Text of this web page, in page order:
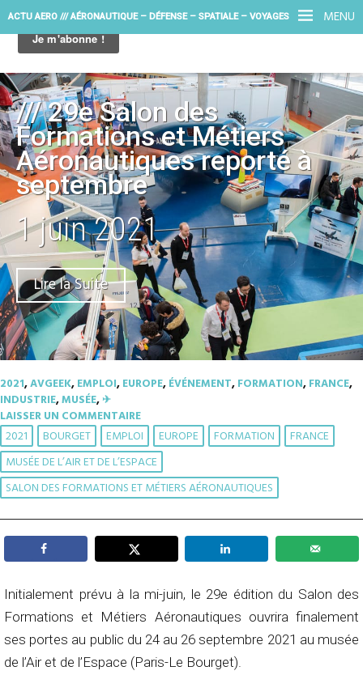
MENU
ACTU AERO /// AÉRONAUTIQUE – DÉFENSE – SPATIALE – VOYAGES
/// 29e Salon des
Formations et Métiers
Aéronautiques reporté à
septembre
1 juin 2021
Lire la Suite
2021,AVGEEK,EMPLOI,EUROPE,ÉVÉNEMENT,FORMATION,FRANCE,
INDUSTRIE,MUSÉE,✈︎
LAISSER UN COMMENTAIRE
2021 BOURGET EMPLOI EUROPE FORMATION
FRANCE
MUSÉE DE L’AIR ET DE L’ESPACE
SALON DES FORMATIONS ET MÉTIERS AÉRONAUTIQUES
Initialement prévu à la mi-juin, le 29e édition du Salon des
Formations et Métiers Aéronautiques ouvrira finalement
ses portes au public du 24 au 26 septembre 2021 au musée
de l’Air et de l’Espace (Paris-Le Bourget).